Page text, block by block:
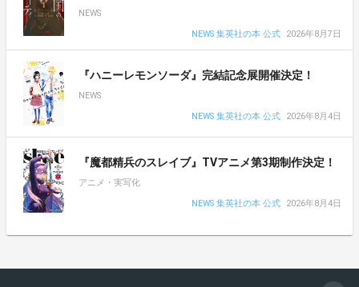
NEWS
NEWS 集英社の本 公式
2026年8月7日
『ハニーレモンソーダ』完結記念展開催決定！
NEWS
NEWS 集英社の本 公式
2026年8月4日
『魔都精兵のスレイブ』TVアニメ第3期制作決定！
アニメ・実写化
NEWS 集英社の本 公式
2026年8月4日